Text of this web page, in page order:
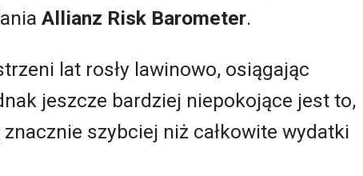
Allianz Risk Barometer.
lat rosły lawinowo, osiągając
jeszcze bardziej niepokojące jest to,
szybciej niż całkowite wydatki